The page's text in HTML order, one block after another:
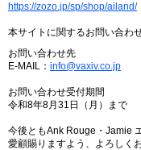
https://zozo.jp/sp/shop/ailand/
本サイトに関するお問い合わ
お問い合わせ先
E-MAIL： info@vaxiv.co.jp
お問い合わせ受付期間
令和8年8月31日（月）まで
今後ともAnk Rouge・Jamie
愛顧賜りますよう、よろしく